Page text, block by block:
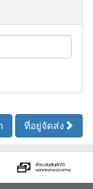
ที่อยู่จัดส่ง